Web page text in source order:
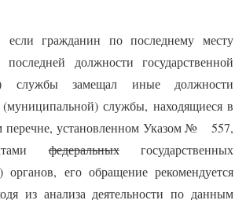
гражданин по последнему месту
должности государственной
службы замещал иные должности
(муниципальной) службы, находящиеся в
перечне, установленном Указом № 557,
федеральныхгосударственных
органов, его обращение рекомендуется
из анализа деятельности по данным